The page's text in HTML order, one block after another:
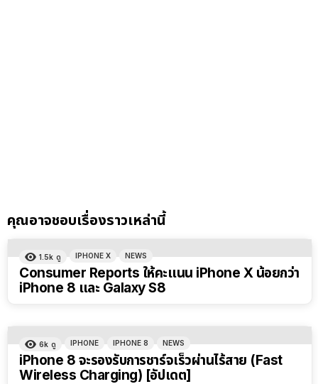
คุณอาจชอบเรื่องราวเหล่านี้
1.5k ดู IPHONE X NEWS
Consumer Reports ให้คะแนน iPhone X น้อยกว่า
iPhone 8 และ Galaxy S8
6k ดู IPHONE IPHONE 8 NEWS
iPhone 8 จะรองรับการชาร์จเร็วผ่านไร้สาย (Fast
Wireless Charging) [อัปเดต]